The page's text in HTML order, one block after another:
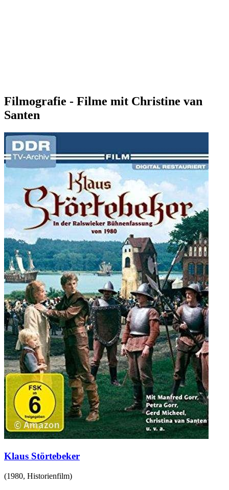
Filmografie - Filme mit Christine van
Santen
Klaus Störtebeker
(1980, Historienfilm)